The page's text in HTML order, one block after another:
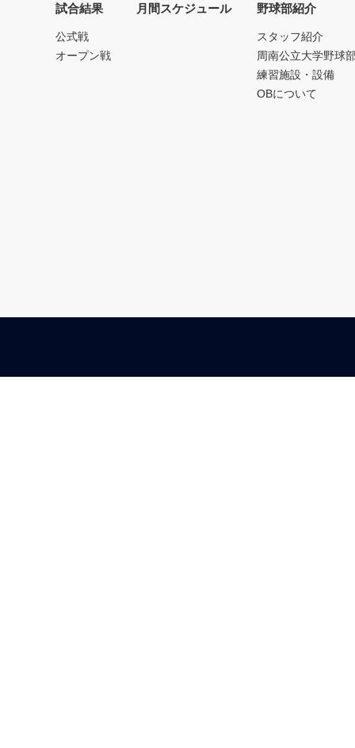
試合結果
公式戦
オープン戦
月間スケジュール 野球部紹介
スタッフ紹介
周南公立大学野球
練習施設・設備
OBについて